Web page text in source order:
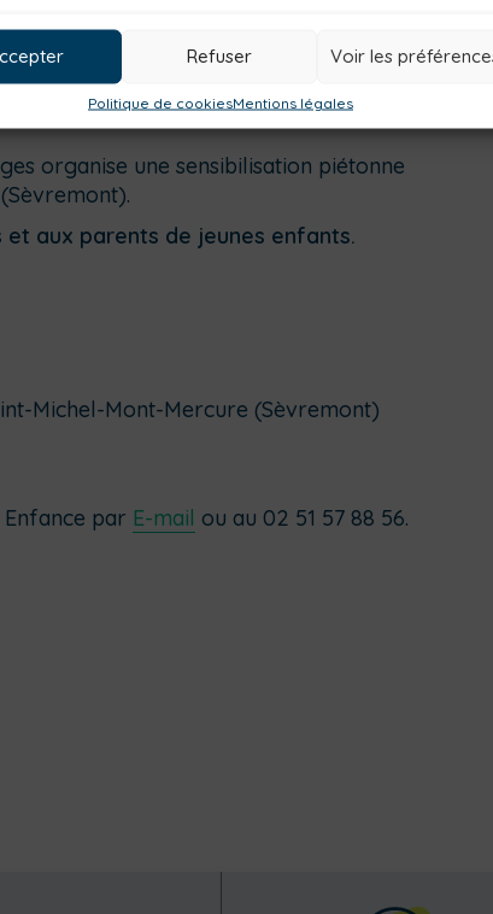
Refuser Voir les
Politique de cookiesMentions légales
organise une sensibilisation piétonne
aux parents de jeunes enfants.
Michel-Mont-Mercure (Sèvremont)
par E-mail ou au 02 51 57 88 56.